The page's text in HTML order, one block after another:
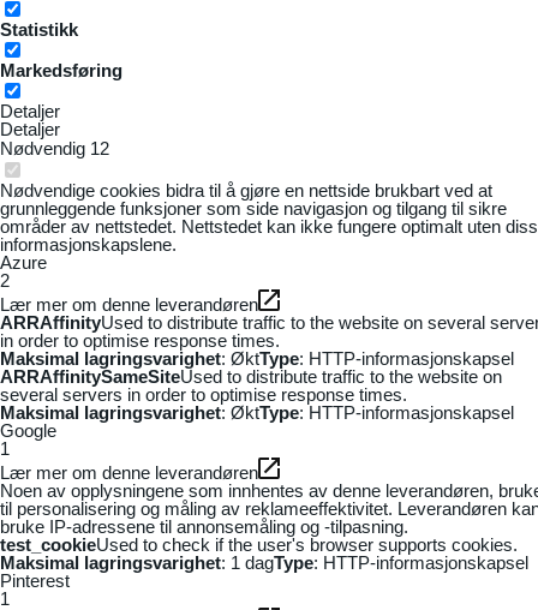
Statistikk
Markedsføring
Detaljer
Detaljer
Nødvendig 12
Nødvendige cookies bidra til å gjøre en nettside brukbart ved at
grunnleggende funksjoner som side navigasjon og tilgang til sikre
områder av nettstedet. Nettstedet kan ikke fungere optimalt uten
informasjonskapslene.
Azure
2
Lær mer om denne leverandøren
ARRAffinityUsed to distribute traffic to the website on several
in order to optimise response times.
Maksimal lagringsvarighet: ØktType: HTTP-informasjonskapsel
ARRAffinitySameSiteUsed to distribute traffic to the website on
several servers in order to optimise response times.
Maksimal lagringsvarighet: ØktType: HTTP-informasjonskapsel
Google
1
Lær mer om denne leverandøren
Noen av opplysningene som innhentes av denne leverandøren,
til personalisering og måling av reklameeffektivitet. Leverandøren
bruke IP-adressene til annonsemåling og -tilpasning.
test_cookieUsed to check if the user's browser supports cookies.
Maksimal lagringsvarighet: 1 dagType: HTTP-informasjonskapsel
Pinterest
1